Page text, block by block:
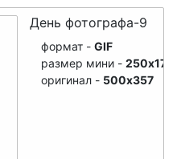
День фотографа-9
формат - GIF
размер мини - 250x179
оригинал - 500x357